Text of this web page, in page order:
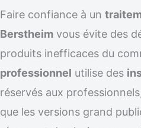
Faire confiance à un
Berstheim vous évite des
produits inefficaces du
professionnel utilise des
réservés aux
que les versions grand